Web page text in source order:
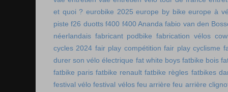
et quoi ? eurobike 2025 europe by bike europe à
piste f26 duotts f400 f400 Ananda fabio van den
néerlandais fabricant podbike fabrication vélos
cycles 2024 fair play compétition fair play cyclisme
durer son vélo électrique fat white boys fatbike bois
fatbike paris fatbike renault fatbike règles fatbikes
festival vélo festival vélos feu arrière feu arrière